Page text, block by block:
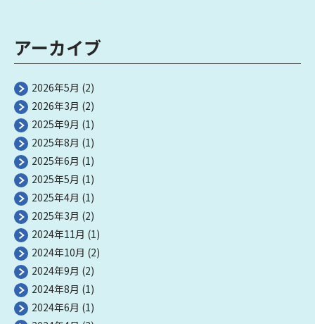
アーカイブ
2026年5月 (2)
2026年3月 (2)
2025年9月 (1)
2025年8月 (1)
2025年6月 (1)
2025年5月 (1)
2025年4月 (1)
2025年3月 (2)
2024年11月 (1)
2024年10月 (2)
2024年9月 (2)
2024年8月 (1)
2024年6月 (1)